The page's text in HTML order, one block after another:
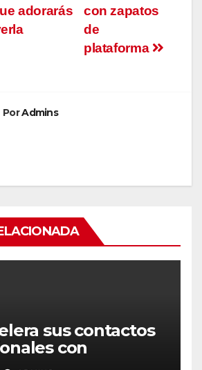
con zapatos
de
plataforma
adorarás
PorAdmins
sus contactos
con
como socio